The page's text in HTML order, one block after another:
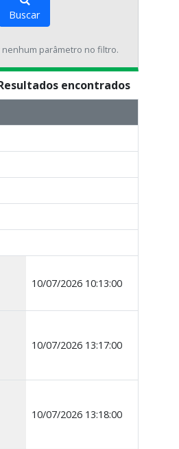
Buscar
parâmetro no filtro.
encontrados
10/07/2026 10:13:00
10/07/2026 13:17:00
10/07/2026 13:18:00